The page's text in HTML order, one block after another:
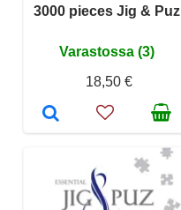
3000 pieces Jig & Puz
Varastossa (3)
18,50 €